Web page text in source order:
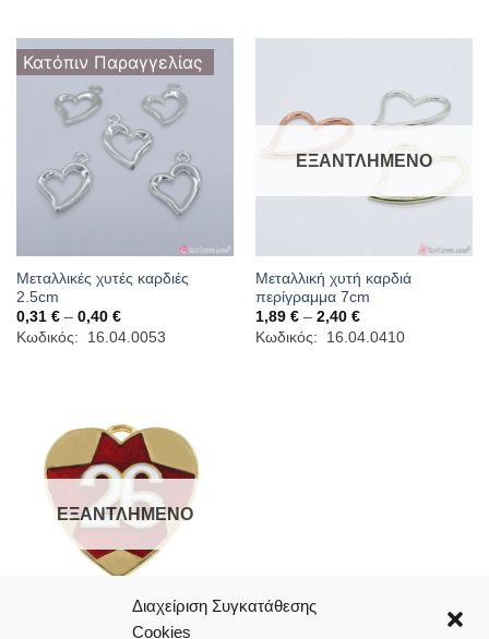
Διαχείριση Συγκατάθεσης
Cookies
Κατόπιν Παραγγελίας
Μεταλλικές χυτές καρδιές
2.5cm
0,31 € – 0,40 €Price
range:
0,31 €
Κωδικός: 16.04.0053
ΕΞΑΝΤΛΗΜΈΝΟ
Μεταλλική χυτή καρδιά
περίγραμμα 7cm
1,89 € – 2,40 €Price
range:
1,89 €
Κωδικός: 16.04.0410
ΕΞΑΝΤΛΗΜΈΝΟ
Χρυσή μεταλλική καρδιά γούρι